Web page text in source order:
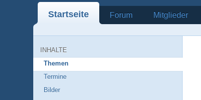
Startseite Forum Mitglieder
INHALTE
Themen
Termine
Bilder